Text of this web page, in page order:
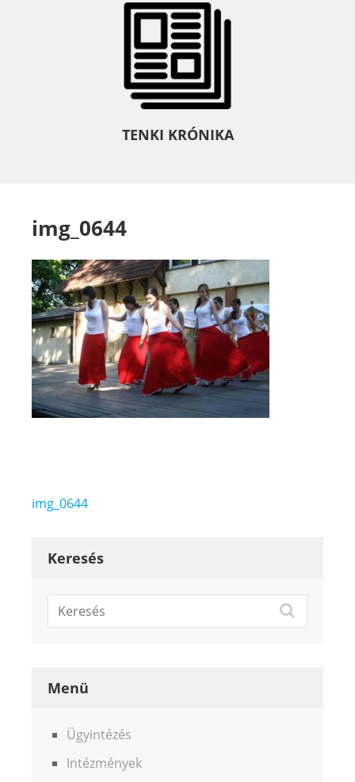
TENKI KRÓNIKA
img_0644
Bejegyzés
img_0644
Keresés
Menü
Ügyintézés
Intézmények